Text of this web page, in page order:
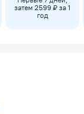
затем 2599 ₽ за 1
год